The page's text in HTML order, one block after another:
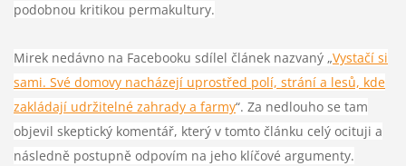
podobnou kritikou permakultury.
Mirek nedávno na Facebooku sdílel článek nazvaný „Vystačí si
sami. Své domovy nacházejí uprostřed polí, strání a lesů, kde
zakládají udržitelné zahrady a farmy“. Za nedlouho se tam
objevil skeptický komentář, který v tomto článku celý ocituji a
následně postupně odpovím na jeho klíčové argumenty.